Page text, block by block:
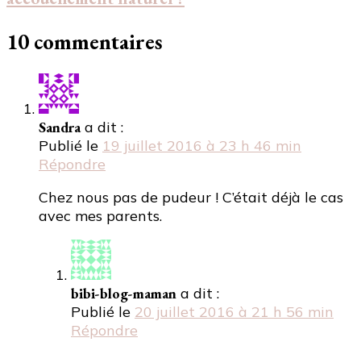
10 commentaires
Sandra a dit :
Publié le 19 juillet 2016 à 23 h 46 min
Répondre
Chez nous pas de pudeur ! C’était déjà le cas
avec mes parents.
bibi-blog-maman a dit :
Publié le 20 juillet 2016 à 21 h 56 min
Répondre